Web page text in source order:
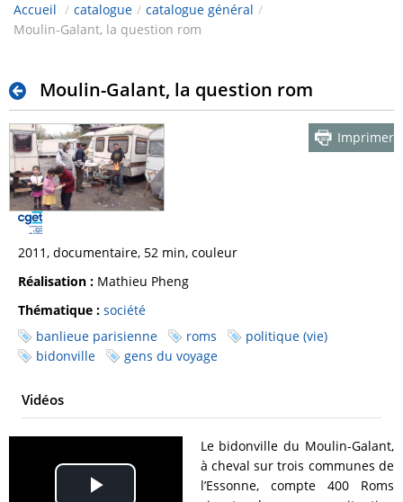
Accueil / catalogue / catalogue général /
Moulin-Galant, la question rom
Moulin-Galant, la question rom
Imprimer
2011, documentaire, 52 min, couleur
Réalisation : Mathieu Pheng
Thématique : société
banlieue parisienne
roms
politique (vie)
bidonville
gens du voyage
Vidéos
Le bidonville du Moulin-Galant,
à cheval sur trois communes de
l’Essonne, compte 400 Roms